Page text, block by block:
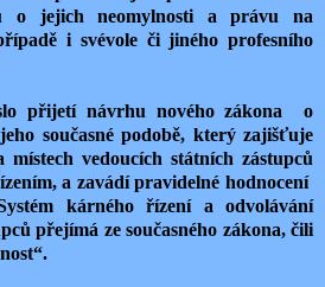
o jejich neomylnosti a právu na
i svévole či jiného profesního
přijetí návrhu nového zákona o
současné podobě, který zajišťuje
vedoucích státních zástupců
a zavádí pravidelné hodnocení
kárného řízení a odvolávání
přejímá ze současného zákona, čili